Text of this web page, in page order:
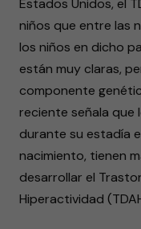
Estados Unidos, el
niños que entre las
los niños en dicho
están muy claras,
componente
reciente señala que
durante su estadía
nacimiento, tienen
desarrollar el
Hiperactividad